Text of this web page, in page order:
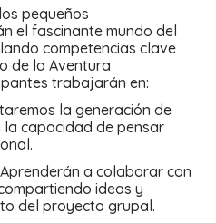
pequeños
el fascinante mundo del
competencias clave
de la Aventura
trabajarán en:
la generación de
capacidad de pensar
Aprenderán a colaborar con
ideas y
del proyecto grupal.